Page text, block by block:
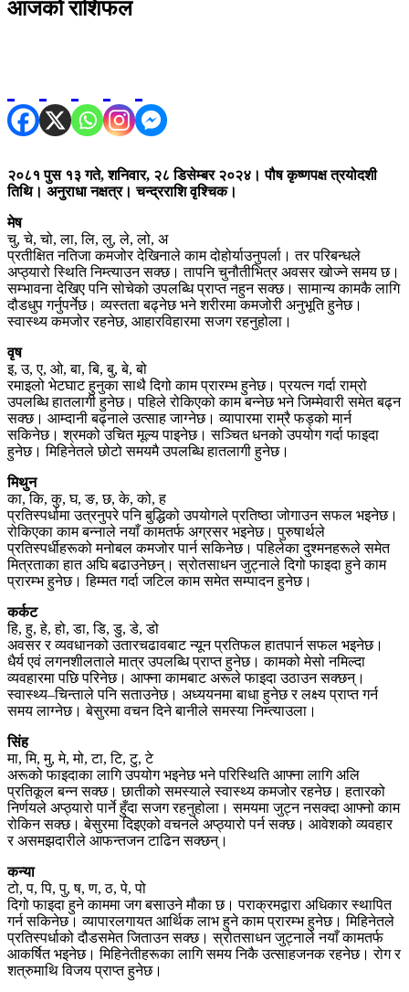
आजको राशिफल
२०८१ पुस १३ गते, शनिवार, २८ डिसेम्बर २०२४। पौष कृष्णपक्ष त्रयोदशी
तिथि। अनुराधा नक्षत्र। चन्द्रराशि वृश्चिक।
मेष
चु, चे, चो, ला, लि, लु, ले, लो, अ
प्रतीक्षित नतिजा कमजोर देखिनाले काम दोहोर्याउनुपर्ला। तर परिबन्धले
अप्ठ्यारो स्थिति निम्त्याउन सक्छ। तापनि चुनौतीभित्र अवसर खोज्ने समय छ।
सम्भावना देखिए पनि सोचेको उपलब्धि प्राप्त नहुन सक्छ। सामान्य कामकै लागि
दौडधुप गर्नुपर्नेछ। व्यस्तता बढ्नेछ भने शरीरमा कमजोरी अनुभूति हुनेछ।
स्वास्थ्य कमजोर रहनेछ, आहारविहारमा सजग रहनुहोला।
वृष
इ, उ, ए, ओ, बा, बि, बु, बे, बो
रमाइलो भेटघाट हुनुका साथै दिगो काम प्रारम्भ हुनेछ। प्रयत्न गर्दा राम्रो
उपलब्धि हातलागी हुनेछ। पहिले रोकिएको काम बन्नेछ भने जिम्मेवारी समेत बढ्न
सक्छ। आम्दानी बढ्नाले उत्साह जाग्नेछ। व्यापारमा राम्रै फड्को मार्न
सकिनेछ। श्रमको उचित मूल्य पाइनेछ। सञ्चित धनको उपयोग गर्दा फाइदा
हुनेछ। मिहिनेतले छोटो समयमै उपलब्धि हातलागी हुनेछ।
मिथुन
का, कि, कु, घ, ङ, छ, के, को, ह
प्रतिस्पर्धामा उत्रनुपरे पनि बुद्धिको उपयोगले प्रतिष्ठा जोगाउन सफल भइनेछ।
रोकिएका काम बन्नाले नयाँ कामतर्फ अग्रसर भइनेछ। पुरुषार्थले
प्रतिस्पर्धीहरूको मनोबल कमजोर पार्न सकिनेछ। पहिलेका दुश्मनहरूले समेत
मित्रताका हात अघि बढाउनेछन्। स्रोतसाधन जुट्नाले दिगो फाइदा हुने काम
प्रारम्भ हुनेछ। हिम्मत गर्दा जटिल काम समेत सम्पादन हुनेछ।
कर्कट
हि, हु, हे, हो, डा, डि, डु, डे, डो
अवसर र व्यवधानको उतारचढावबाट न्यून प्रतिफल हातपार्न सफल भइनेछ।
धैर्य एवं लगनशीलताले मात्र उपलब्धि प्राप्त हुनेछ। कामको मेसो नमिल्दा
व्यवहारमा पछि परिनेछ। आफ्ना कामबाट अरूले फाइदा उठाउन सक्छन्।
स्वास्थ्य–चिन्ताले पनि सताउनेछ। अध्ययनमा बाधा हुनेछ र लक्ष्य प्राप्त गर्न
समय लाग्नेछ। बेसुरमा वचन दिने बानीले समस्या निम्त्याउला।
सिंह
मा, मि, मु, मे, मो, टा, टि, टु, टे
अरूको फाइदाका लागि उपयोग भइनेछ भने परिस्थिति आफ्ना लागि अलि
प्रतिकूल बन्न सक्छ। छातीको समस्याले स्वास्थ्य कमजोर रहनेछ। हतारको
निर्णयले अप्ठ्यारो पार्ने हुँदा सजग रहनुहोला। समयमा जुट्न नसक्दा आफ्नो काम
रोकिन सक्छ। बेसुरमा दिइएको वचनले अप्ठ्यारो पर्न सक्छ। आवेशको व्यवहार
र असमझदारीले आफन्तजन टाढिन सक्छन्।
कन्या
टो, प, पि, पु, ष, ण, ठ, पे, पो
दिगो फाइदा हुने काममा जग बसाउने मौका छ। पराक्रमद्वारा अधिकार स्थापित
गर्न सकिनेछ। व्यापारलगायत आर्थिक लाभ हुने काम प्रारम्भ हुनेछ। मिहिनेतले
प्रतिस्पर्धाको दौडसमेत जिताउन सक्छ। स्रोतसाधन जुट्नाले नयाँ कामतर्फ
आकर्षित भइनेछ। मिहिनेतीहरूका लागि समय निकै उत्साहजनक रहनेछ। रोग र
शत्रुमाथि विजय प्राप्त हुनेछ।